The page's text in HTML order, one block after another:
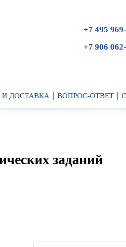
+7 495
+7 906
И ДОСТАВКА ВОПРОС-ОТВЕТ
заданий